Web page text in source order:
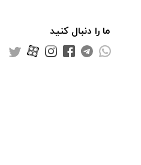
ما را دنبال کنید